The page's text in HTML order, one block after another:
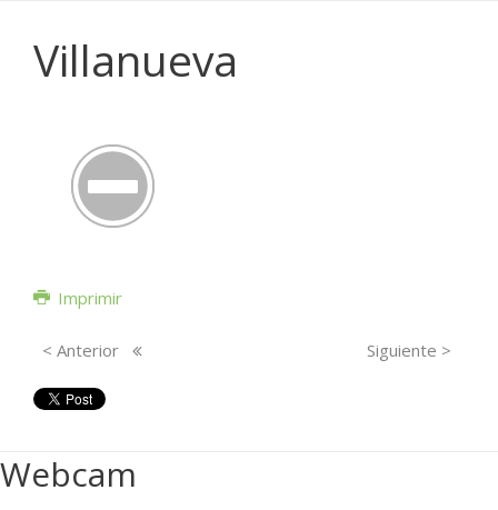
Villanueva
Imprimir
< Anterior Siguiente >
Webcam